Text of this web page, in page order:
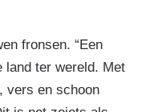
fronsen. “Een
land ter wereld. Met
vers en schoon